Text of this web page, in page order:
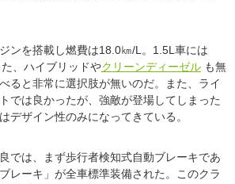
ンを搭載し燃費は18.0㎞/L。1.5L車には
、ハイブリッドやクリーンディーゼル も無
ると非常に選択肢が無いのだ。また、ライ
では良かったが、強敵が登場してしまった
デザイン性のみになってきている。
では、まず歩行者検知式自動ブレーキであ
レーキ」が全車標準装備された。このクラ